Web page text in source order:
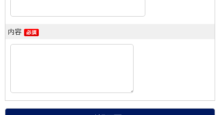
内容